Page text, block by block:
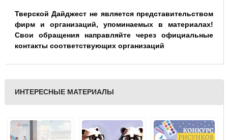
Тверской Дайджест не является представительством
фирм и организаций, упоминаемых в материалах!
Свои обращения направляйте через официальные
контакты соответствующих организаций
ИНТЕРЕСНЫЕ МАТЕРИАЛЫ